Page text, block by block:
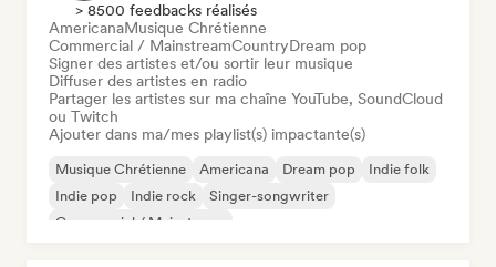
> 8500 feedbacks réalisés
AmericanaMusique Chrétienne
Commercial / MainstreamCountryDream pop
Signer des artistes et/ou sortir leur musique
Diffuser des artistes en radio
Partager les artistes sur ma chaîne YouTube, SoundCloud
ou Twitch
Ajouter dans ma/mes playlist(s) impactante(s)
Musique Chrétienne Americana Dream pop
Indie folk
Indie pop
Indie rock
Singer-songwriter
Commercial / Mainstream